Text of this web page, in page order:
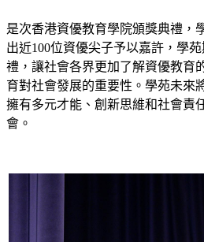
是次香港資優教育學院頒獎典禮，
出近100位資優尖子予以嘉許，學
禮，讓社會各界更加了解資優教育
育對社會發展的重要性。學苑未來
擁有多元才能、創新思維和社會責
會。